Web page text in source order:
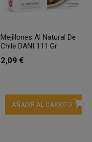
Mejillones Al Natural De
Chile DANI 111 Gr
2,09 €
AÑADIR AL CARRITO